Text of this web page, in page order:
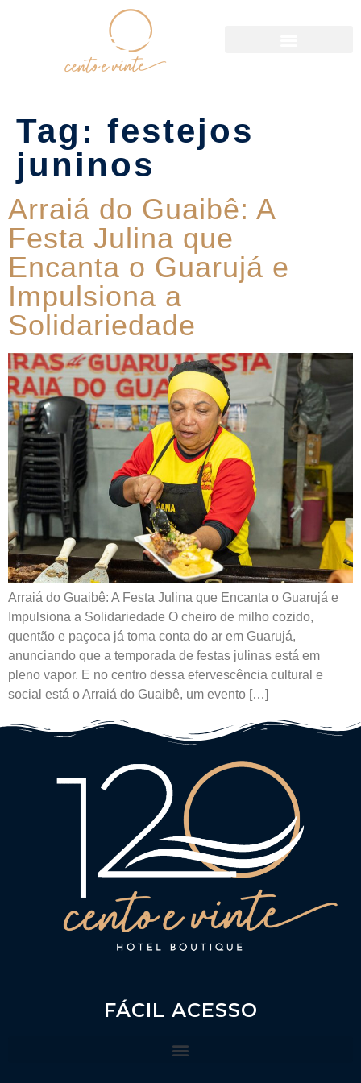
Tag: festejos
juninos
Arraiá do Guaibê: A
Festa Julina que
Encanta o Guarujá e
Impulsiona a
Solidariedade
Arraiá do Guaibê: A Festa Julina que Encanta o Guarujá e
Impulsiona a Solidariedade O cheiro de milho cozido,
quentão e paçoca já toma conta do ar em Guarujá,
anunciando que a temporada de festas julinas está em
pleno vapor. E no centro dessa efervescência cultural e
social está o Arraiá do Guaibê, um evento […]
FÁCIL ACESSO